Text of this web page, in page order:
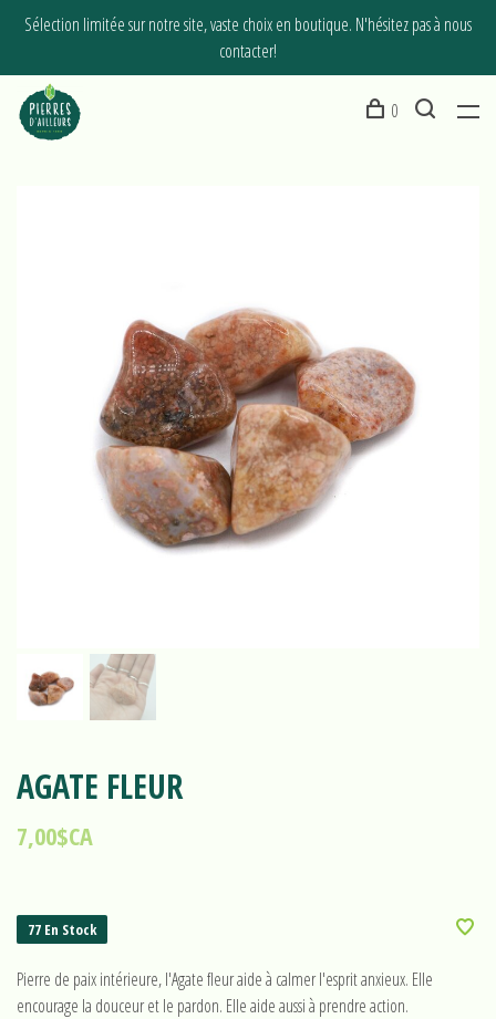
Sélection limitée sur notre site, vaste choix en boutique. N'hésitez pas à nous
contacter!
0
AGATE FLEUR
7,00$CA
77 En Stock
Pierre de paix intérieure, l'Agate fleur aide à calmer l'esprit anxieux. Elle
encourage la douceur et le pardon. Elle aide aussi à prendre action.